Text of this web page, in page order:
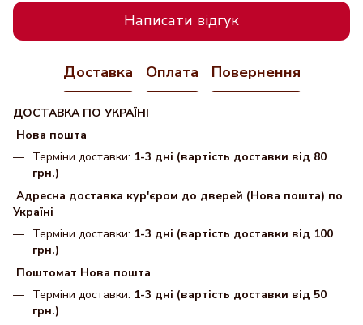
Написати відгук
Доставка Оплата Повернення
ДОСТАВКА ПО УКРАЇНІ
Нова пошта
Терміни доставки: 1-3 дні (вартість доставки від 80
грн.)
Адресна доставка кур'єром до дверей (Нова пошта) по
Україні
Терміни доставки: 1-3 дні (вартість доставки від 100
грн.)
Поштомат Нова пошта
Терміни доставки: 1-3 дні (вартість доставки від 50
грн.)